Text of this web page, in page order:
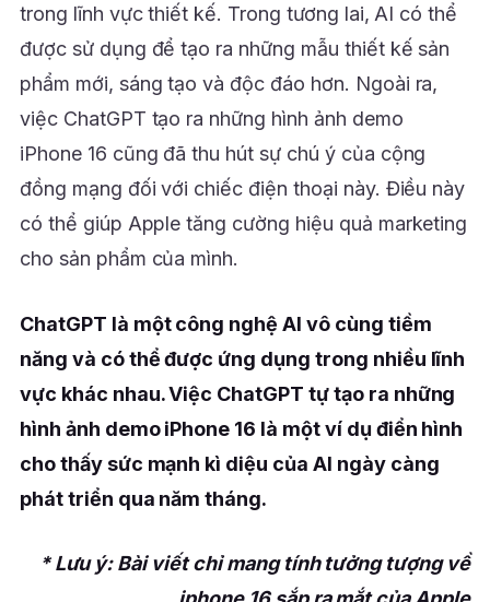
trong lĩnh vực thiết kế. Trong tương lai, AI có thể
được sử dụng để tạo ra những mẫu thiết kế sản
phẩm mới, sáng tạo và độc đáo hơn. Ngoài ra,
việc ChatGPT tạo ra những hình ảnh demo
iPhone 16 cũng đã thu hút sự chú ý của cộng
đồng mạng đối với chiếc điện thoại này. Điều này
có thể giúp Apple tăng cường hiệu quả marketing
cho sản phẩm của mình.
ChatGPT là một công nghệ AI vô cùng tiềm
năng và có thể được ứng dụng trong nhiều lĩnh
vực khác nhau. Việc ChatGPT tự tạo ra những
hình ảnh demo iPhone 16 là một ví dụ điển hình
cho thấy sức mạnh kì diệu của AI ngày càng
phát triển qua năm tháng.
* Lưu ý: Bài viết chỉ mang tính tưởng tượng về